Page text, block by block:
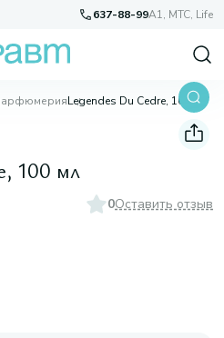
637-88-99A1, МТС, Life
Legendes Du Cedre, 100 мл
100 мл
0Оставить отзыв